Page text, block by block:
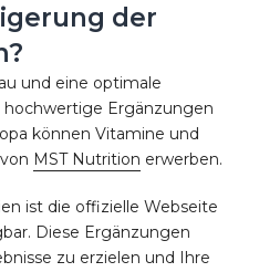
der
und eine optimale
hochwertige Ergänzungen
können Vitamine und
MST Nutrition erwerben.
ist die offizielle Webseite
Diese Ergänzungen
zu erzielen und Ihre